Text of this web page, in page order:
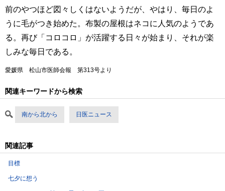
前のやつほど図々しくはないようだが、やはり、毎日のよ
うに毛がつき始めた。布製の屋根はネコに人気のようであ
る。再び「コロコロ」が活躍する日々が始まり、それが楽
しみな毎日である。
愛媛県 松山市医師会報 第313号より
関連キーワードから検索
南から北から 日医ニュース
関連記事
目標
七夕に想う